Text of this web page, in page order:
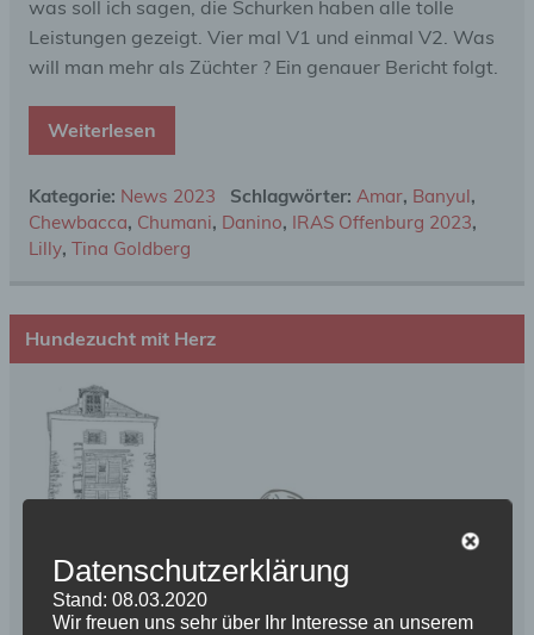
was soll ich sagen, die Schurken haben alle tolle
Leistungen gezeigt. Vier mal V1 und einmal V2. Was
will man mehr als Züchter ? Ein genauer Bericht folgt.
Weiterlesen
Kategorie: News 2023 Schlagwörter: Amar, Banyul,
Chewbacca, Chumani, Danino, IRAS Offenburg 2023,
Lilly, Tina Goldberg
Hundezucht mit Herz
Datenschutzerklärung
Stand: 08.03.2020
Wir freuen uns sehr über Ihr Interesse an unserem